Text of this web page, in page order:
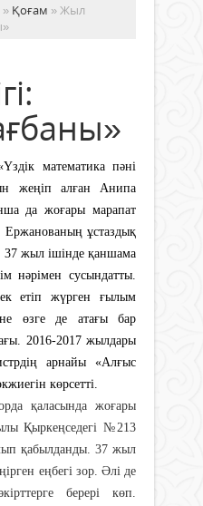
» Қоғам » Жыл
математика пәні
жеңіп алған Анипа
да жоғары марапат
Ержанованың ұстаздық
37 жыл ішінде қаншама
нәрімен сусындатты.
етіп жүрген ғылым
өзге де атағы бар
2016-2017 жылдары
арнайы «Алғыс
көрсетті.
қаласында жоғары
Қыркеңседегі №213
қабылданды. 37 жыл
еңбегі зор. Әлі де
берері көп.